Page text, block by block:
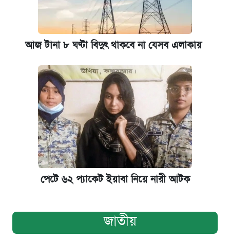
আজ টানা ৮ ঘণ্টা বিদুৎ থাকবে না যেসব এলাকায়
পেটে ৬২ প্যাকেট ইয়াবা নিয়ে নারী আটক
জাতীয়